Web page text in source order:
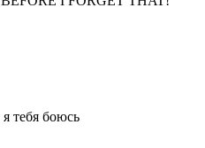
я тебя боюсь